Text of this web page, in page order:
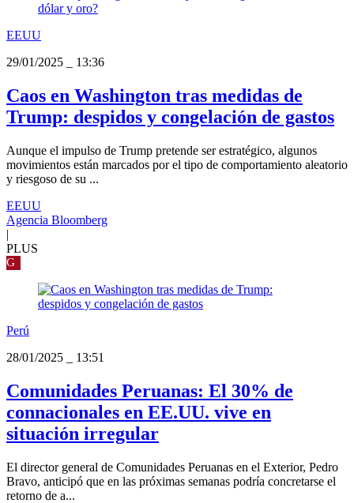
EEUU
29/01/2025
13:36
Caos en Washington tras medidas de
Trump: despidos y congelación de gastos
Aunque el impulso de Trump pretende ser estratégico, algunos
movimientos están marcados por el tipo de comportamiento aleatorio
y riesgoso de su ...
EEUU
Agencia Bloomberg
|
PLUS
G
Perú
28/01/2025
13:51
Comunidades Peruanas: El 30% de
connacionales en EE.UU. vive en
situación irregular
El director general de Comunidades Peruanas en el Exterior, Pedro
Bravo, anticipó que en las próximas semanas podría concretarse el
retorno de a...